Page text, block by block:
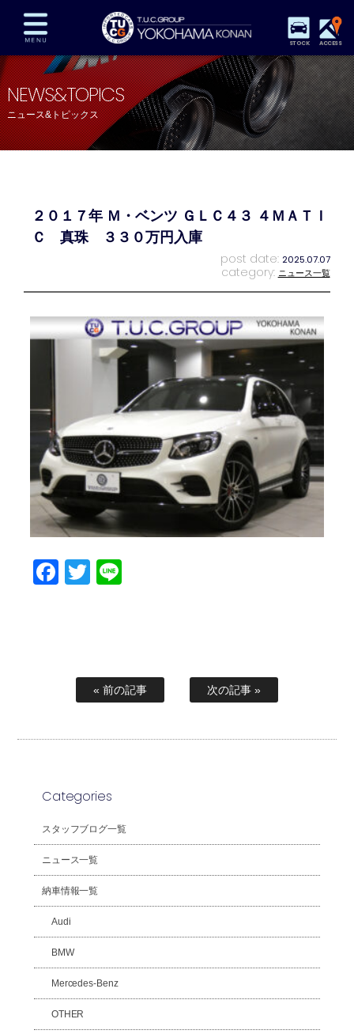
STOCK ACCESS
在庫車両情報 保証&サービス パーツリスト
TUCとは？ 店舗情報 アクセスマップ
全国納車 特別作業 注文販売
プライバシーポリシー スタッフblog
NEWS&TOPICS
ニュース&トピックス
２０１７年 Ｍ・ベンツ ＧＬＣ４３ ４ＭＡＴＩ
Ｃ 真珠 ３３０万円入庫
post date: 2025.07.07
category: ニュース一覧
Facebook
Twitter
« 前の記事 次の記事 »
Categories
スタッフブログ一覧
ニュース一覧
納車情報一覧
Audi
BMW
Mercedes-Benz
OTHER